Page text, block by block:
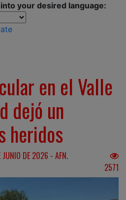
your desired language:
en el Valle
dejó un
heridos
JUNIO DE 2026 - AFN.
2571